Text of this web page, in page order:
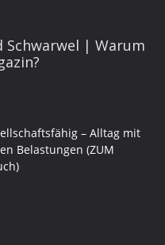
Schwarwel | Warum
– Alltag mit
Belastungen (ZUM